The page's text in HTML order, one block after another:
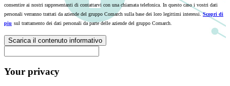
consentire ai nostri rappresentanti di contattarvi con una chiamata telefonica. In questo caso i vostri dati
personali verranno trattati da aziende del gruppo Comarch sulla base dei loro legittimi interessi.Scopri di
piu sul trattamento dei dati personali da parte delle aziende del gruppo Comarch.
Scarica il contenuto informativo
Your privacy